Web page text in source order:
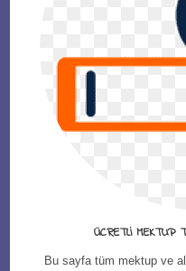
ÜCRETLI MEKTUP
Bu sayfa tüm mektup ve